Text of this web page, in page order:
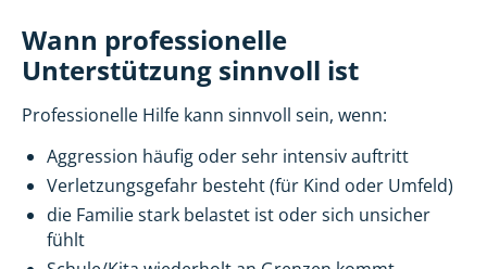
Wann professionelle
Unterstützung sinnvoll ist
Professionelle Hilfe kann sinnvoll sein, wenn:
Aggression häufig oder sehr intensiv auftritt
Verletzungsgefahr besteht (für Kind oder Umfeld)
die Familie stark belastet ist oder sich unsicher
fühlt